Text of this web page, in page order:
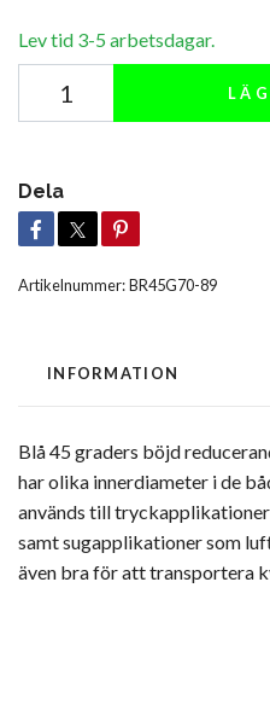
Lev tid 3-5 arbetsdagar.
Dela
Artikelnummer:BR45G70-89
INFORMATION
Blå 45 graders böjd
har olika innerdiameter i de
används till
samt sugapplikationer som
även bra för att transportera